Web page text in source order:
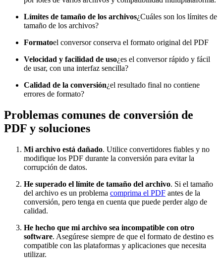
Límites de tamaño de los archivos¿Cuáles son los límites de
tamaño de los archivos?
Formatoel conversor conserva el formato original del PDF
Velocidad y facilidad de uso¿es el conversor rápido y fácil
de usar, con una interfaz sencilla?
Calidad de la conversión¿el resultado final no contiene
errores de formato?
Problemas comunes de conversión de
PDF y soluciones
Mi archivo está dañado. Utilice convertidores fiables y no
modifique los PDF durante la conversión para evitar la
corrupción de datos.
He superado el límite de tamaño del archivo. Si el tamaño
del archivo es un problema comprima el PDF antes de la
conversión, pero tenga en cuenta que puede perder algo de
calidad.
He hecho que mi archivo sea incompatible con otro
software. Asegúrese siempre de que el formato de destino es
compatible con las plataformas y aplicaciones que necesita
utilizar.